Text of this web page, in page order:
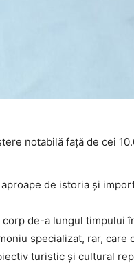
notabilă față de cei
de istoria și
de-a lungul timpului
specializat, rar, care
turistic și cultural